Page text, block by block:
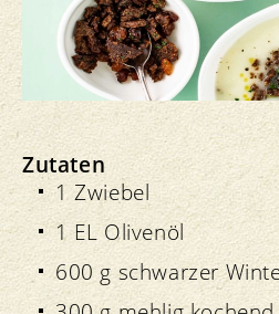
Zutaten
1 Zwiebel
1 EL Olivenöl
600 g schwarzer